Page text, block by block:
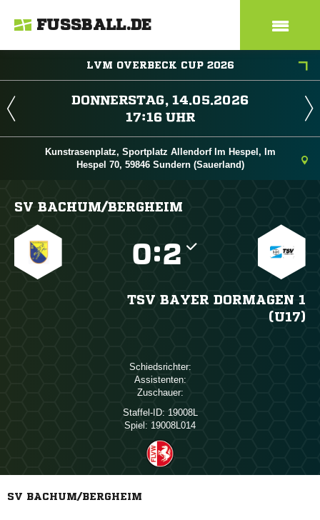
FUSSBALL.DE
LVM OVERBECK CUP 2026
 
 
Kunstrasenplatz, Sportplatz Allendorf Im Hespel, Im
Hespel 70, 59846 Sundern (Sauerland)
SV BACHUM/​BERGHEIM
:
TSV BAYER DORMAGEN 1
(U17)
Schiedsrichter:
Assistenten:
Zuschauer:
Staffel-ID: 19008L
Spiel: 19008L014
SV BACHUM/BERGHEIM